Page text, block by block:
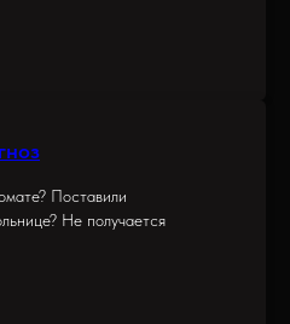
Поставили
Не получается